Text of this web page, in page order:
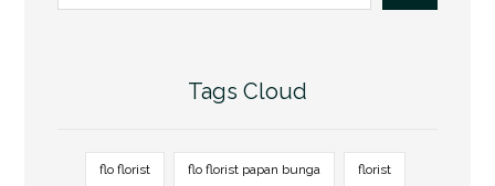
Tags Cloud
flo florist flo florist papan bunga florist